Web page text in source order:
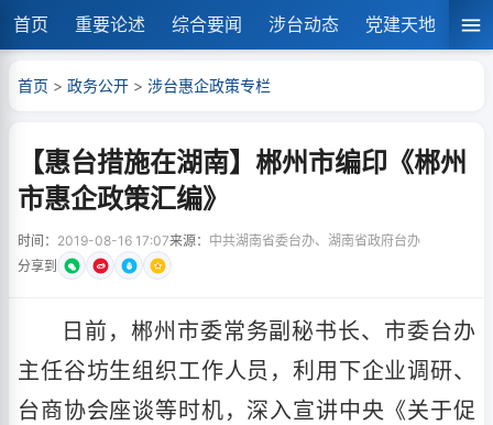
首页 重要论述 综合要闻 涉台动态 党建天地 湘
首页 > 政务公开 > 涉台惠企政策专栏
【惠台措施在湖南】郴州市编印《郴州
市惠企政策汇编》
时间： 2019-08-16 17:07来源： 中共湖南省委台办、湖南省政府台办
分享到
日前，郴州市委常务副秘书长、市委台办
主任谷坊生组织工作人员，利用下企业调研、
台商协会座谈等时机，深入宣讲中央《关于促